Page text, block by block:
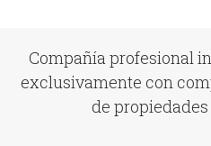
Compañía profesional
exclusivamente con
de propiedades